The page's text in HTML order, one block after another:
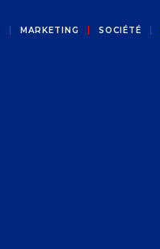
MARKETING SOCIÉTÉ